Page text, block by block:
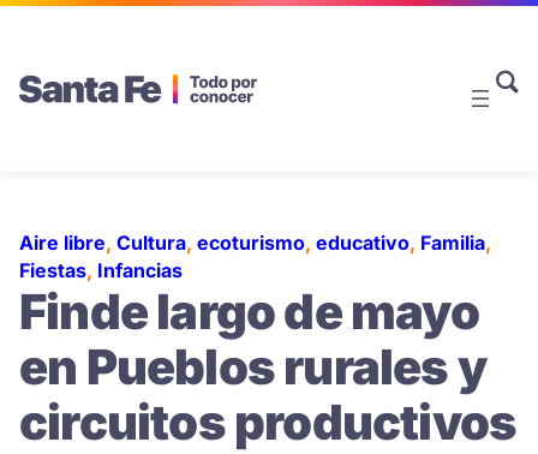
Aire libre, Cultura, ecoturismo, educativo, Familia
Fiestas, Infancias
Finde largo de mayo
en Pueblos rurales y
circuitos productivos